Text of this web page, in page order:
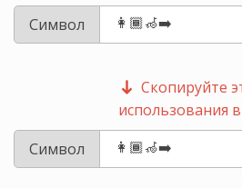
Символ
Скопируйте
использования
Символ